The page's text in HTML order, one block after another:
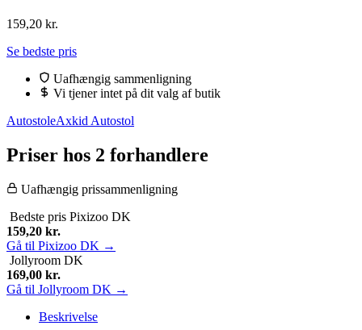
159,20 kr.
Se bedste pris
Uafhængig sammenligning
Vi tjener intet på dit valg af butik
AutostoleAxkid Autostol
Priser hos 2 forhandlere
Uafhængig prissammenligning
Bedste pris Pixizoo DK
159,20 kr.
Gå til Pixizoo DK →
Jollyroom DK
169,00 kr.
Gå til Jollyroom DK →
Beskrivelse